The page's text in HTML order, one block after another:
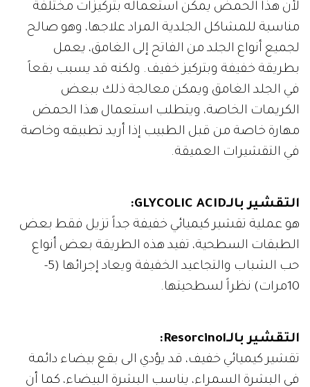
لأن هذا الحمض يمكن استعماله بتركيزات مختلفة
مناسبة للمشاكل الجلدية المراد علاجها، وهو صالح
لجميع أنواع الجلد من الفاتح إلى الغامق، يعمل
بطريقة خفيفة وبتركيز خفيف. ولكنه قد يسبب بقعاً
في الجلد الغامق ويمكن معالجة ذلك ببعض
الكريمات الخاصة، ويتطلب استعمال هذا الحمض
مهارة خاصة من قبل الطبيب إذا أريد تطبيقه وخاصة
في التقشيرات العميقة.
التقشير بالـGLYCOLIC ACID:
هو عملية تقشير كيميائي خفيفة جداً تزيل فقط بعض
الطبقات السطحية، تفيد هذه الطريقة بعض أنواع
حب الشباب والتجاعيد الخفيفة ويعاد إجرائها (5-
10مرات) نظراً لسطحيتها.
التقشير بالـResorcinol:
تقشير كيميائي خفيف، قد يؤدي الى بقع بيضاء دائمة
في البشرة السمراء، يناسب البشرة البيضاء، كما أن